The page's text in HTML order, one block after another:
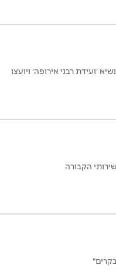
׳ועידת רבני אירופה׳ ויועצו